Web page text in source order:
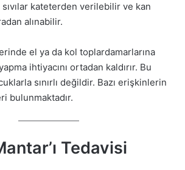
kateterden verilebilir ve kan
alınabilir.
el ya da kol toplardamarlarına
ihtiyacını ortadan kaldırır. Bu
sınırlı değildir. Bazı erişkinlerin
bulunmaktadır.
Tedavisi